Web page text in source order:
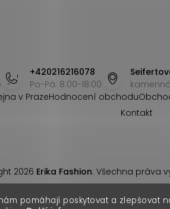
pomáhají poskytovat a zlepšovat
+420216216078
Po-Pá: 8:00-18:00
v PrazeHodnocení obchodu
Kontakt
2026 Erika Fashion. Všechna práva